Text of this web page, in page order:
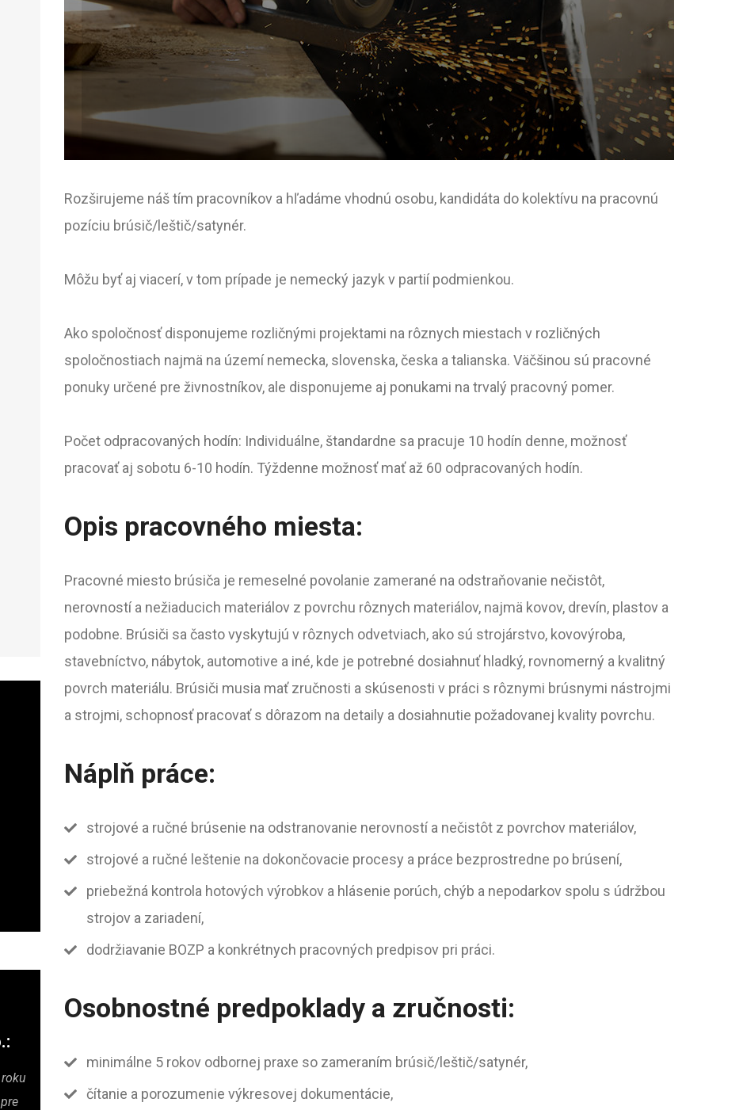
Rozširujeme náš tím pracovníkov a hľadáme vhodnú osobu, kandidáta do kolektívu na pracovnú
pozíciu brúsič/leštič/satynér.
Môžu byť aj viacerí, v tom prípade je nemecký jazyk v partií podmienkou.
Ako spoločnosť disponujeme rozličnými projektami na rôznych miestach v rozličných
spoločnostiach najmä na území nemecka, slovenska, česka a talianska. Väčšinou sú pracovné
ponuky určené pre živnostníkov, ale disponujeme aj ponukami na trvalý pracovný pomer.
Počet odpracovaných hodín: Individuálne, štandardne sa pracuje 10 hodín denne, možnosť
pracovať aj sobotu 6-10 hodín. Týždenne možnosť mať až 60 odpracovaných hodín.
Opis pracovného miesta:
Pracovné miesto brúsiča je remeselné povolanie zamerané na odstraňovanie nečistôt,
nerovností a nežiaducich materiálov z povrchu rôznych materiálov, najmä kovov, drevín, plastov a
podobne. Brúsiči sa často vyskytujú v rôznych odvetviach, ako sú strojárstvo, kovovýroba,
stavebníctvo, nábytok, automotive a iné, kde je potrebné dosiahnuť hladký, rovnomerný a kvalitný
povrch materiálu. Brúsiči musia mať zručnosti a skúsenosti v práci s rôznymi brúsnymi nástrojmi
a strojmi, schopnosť pracovať s dôrazom na detaily a dosiahnutie požadovanej kvality povrchu.
Náplň práce:
strojové a ručné brúsenie na odstranovanie nerovností a nečistôt z povrchov materiálov,
strojové a ručné leštenie na dokončovacie procesy a práce bezprostredne po brúsení,
priebežná kontrola hotových výrobkov a hlásenie porúch, chýb a nepodarkov spolu s údržbou
strojov a zariadení,
dodržiavanie BOZP a konkrétnych pracovných predpisov pri práci.
Osobnostné predpoklady a zručnosti:
minimálne 5 rokov odbornej praxe so zameraním brúsič/leštič/satynér,
čítanie a porozumenie výkresovej dokumentácie,